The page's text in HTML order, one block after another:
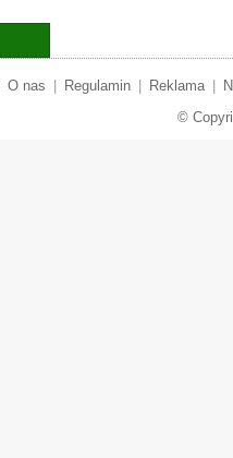
O nas Regulamin Reklama
©